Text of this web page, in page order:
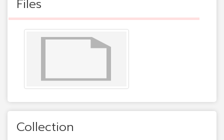
Files
Collection